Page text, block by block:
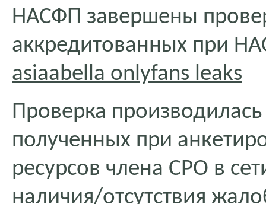
НАСФП завершены
аккредитованных при
asiaabella onlyfans leaks
Проверка
полученных при
ресурсов члена СРО в
наличия/отсутствия